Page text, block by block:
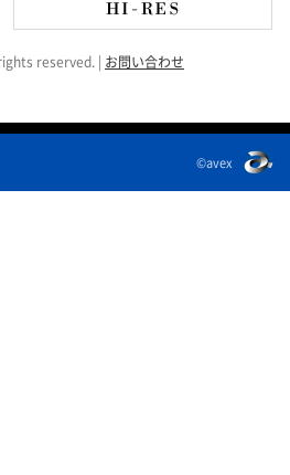
reserved. お問い合わせ
©avex